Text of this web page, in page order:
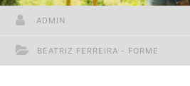
BEATRIZ FERREIRA - FORME
ADMIN